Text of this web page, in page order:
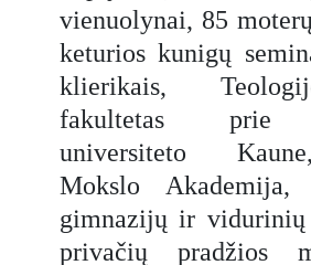
vienuolynai, 85
keturios kunigų
klierikais,
fakultetas prie
universiteto
Mokslo
gimnazijų ir
privačių pradžios